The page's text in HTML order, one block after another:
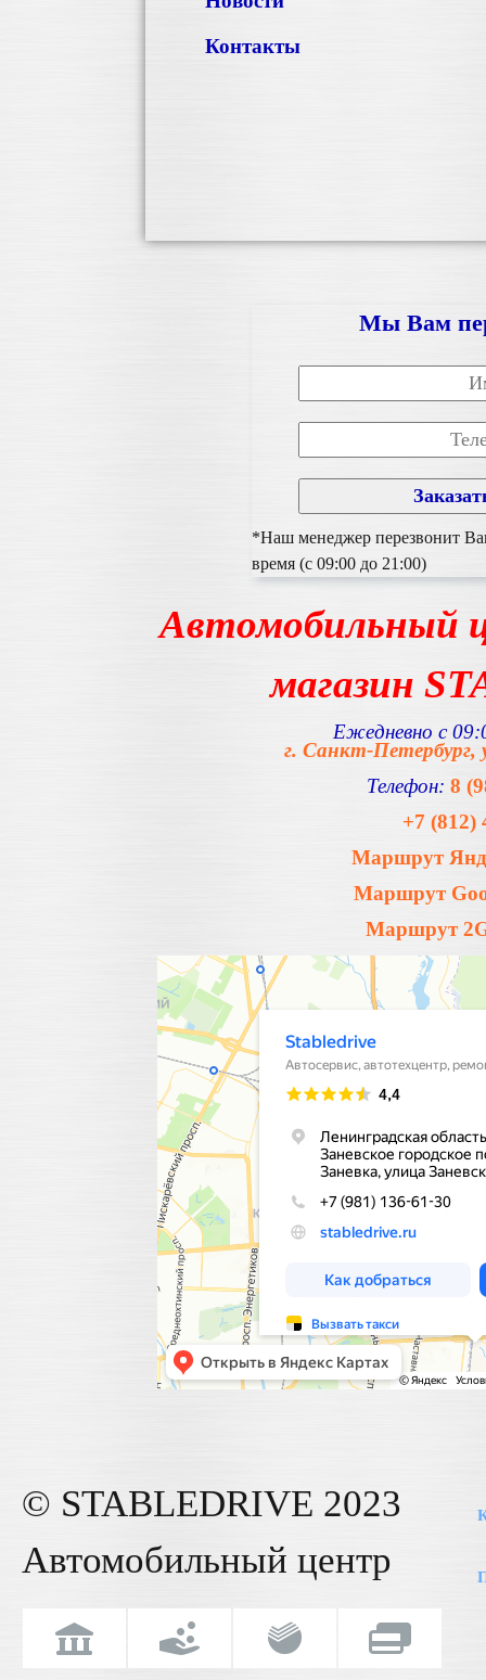
Контакты
Мы Вам
*Наш менеджер перезвонит
время (с 09:00 до 21:00)
Автомобильный
магазин
Ежедневно с
г. Санкт-Петербург,
Телефон: 8
+7 (812)
Маршрут
Маршрут
Маршрут
© STABLEDRIVE 2023
Автомобильный центр